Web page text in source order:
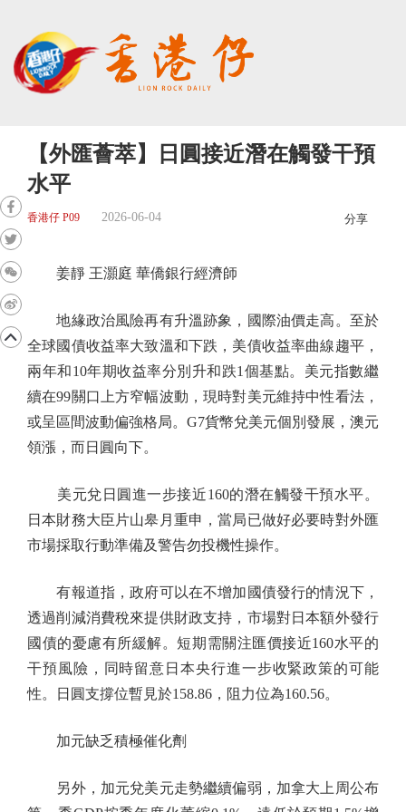
【外匯薈萃】日圓接近潛在觸發干預
水平
香港仔 P09 2026-06-04 分享
姜靜 王灝庭 華僑銀行經濟師
地緣政治風險再有升溫跡象，國際油價走高。至於
全球國債收益率大致溫和下跌，美債收益率曲線趨平，
兩年和10年期收益率分別升和跌1個基點。美元指數繼
續在99關口上方窄幅波動，現時對美元維持中性看法，
或呈區間波動偏強格局。G7貨幣兌美元個別發展，澳元
領漲，而日圓向下。
美元兌日圓進一步接近160的潛在觸發干預水平。
日本財務大臣片山皋月重申，當局已做好必要時對外匯
市場採取行動準備及警告勿投機性操作。
有報道指，政府可以在不增加國債發行的情況下，
透過削減消費稅來提供財政支持，市場對日本額外發行
國債的憂慮有所緩解。短期需關注匯價接近160水平的
干預風險，同時留意日本央行進一步收緊政策的可能
性。日圓支撐位暫見於158.86，阻力位為160.56。
加元缺乏積極催化劑
另外，加元兌美元走勢繼續偏弱，加拿大上周公布